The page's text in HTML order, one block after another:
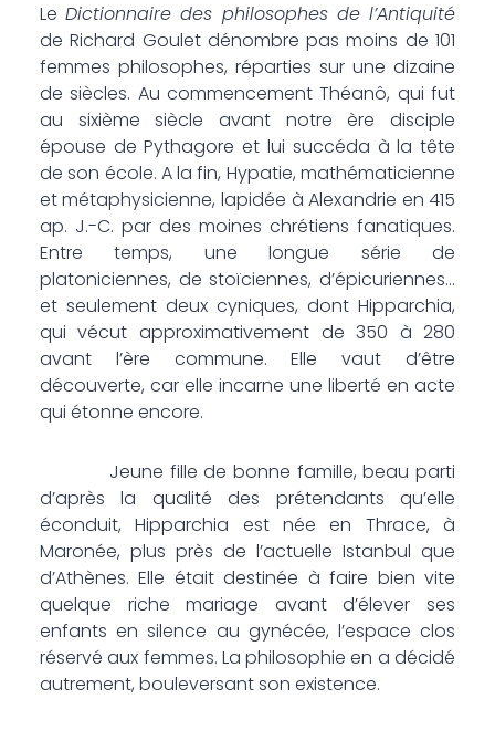
LeDictionnaire des philosophes de l’Antiquité
de Richard Goulet dénombre pas moins de 101
femmes philosophes, réparties sur une dizaine
de siècles. Au commencement Théanô, qui fut
au sixième siècle avant notre ère disciple
épouse de Pythagore et lui succéda à la tête
de son école. A la fin, Hypatie, mathématicienne
et métaphysicienne, lapidée à Alexandrie en 415
ap. J.-C. par des moines chrétiens fanatiques.
Entre temps, une longue série de
platoniciennes, de stoïciennes, d’épicuriennes…
et seulement deux cyniques, dont Hipparchia,
qui vécut approximativement de 350 à 280
avant l’ère commune. Elle vaut d’être
découverte, car elle incarne une liberté en acte
qui étonne encore.
Jeune fille de bonne famille, beau parti
d’après la qualité des prétendants qu’elle
éconduit, Hipparchia est née en Thrace, à
Maronée, plus près de l’actuelle Istanbul que
d’Athènes. Elle était destinée à faire bien vite
quelque riche mariage avant d’élever ses
enfants en silence au gynécée, l’espace clos
réservé aux femmes. La philosophie en a décidé
autrement, bouleversant son existence.